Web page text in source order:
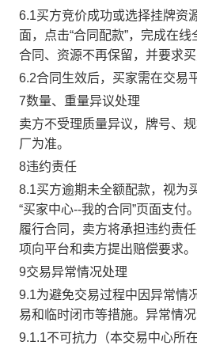
6.1买方竞价成功或选择挂牌资
面，点击“合同配款”，完成在
合同、资源不再保留，并要求
6.2合同生效后，买家需在交易
7数量、重量异议处理
卖方不受理质量异议，牌号、
厂为准。
8违约责任
8.1买方逾期未全额配款，视为
“买家中心--我的合同”页面支
履行合同，卖方将承担违约责
项向平台和卖方提出赔偿要求。
9交易异常情况处理
9.1为避免交易过程中因异常情
易和临时闭市等措施。异常情况
9.1.1不可抗力（本交易中心所